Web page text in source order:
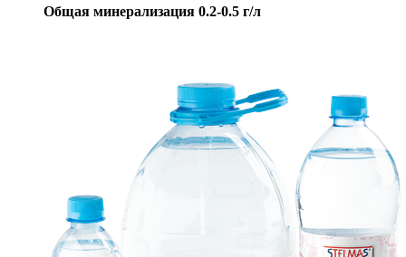
Общая минерализация 0.2-0.5 г/л